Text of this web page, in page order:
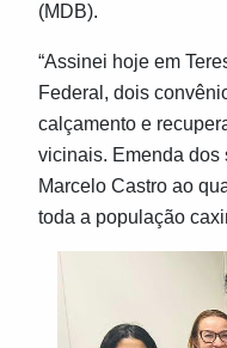
(MDB).
“Assinei hoje em
Federal, dois
calçamento e
vicinais. Emenda dos
Marcelo Castro ao
toda a população